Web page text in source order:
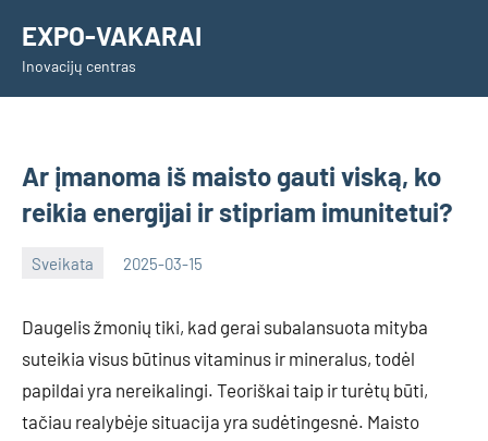
content
EXPO-VAKARAI
Inovacijų centras
Ar įmanoma iš maisto gauti viską, ko
reikia energijai ir stipriam imunitetui?
Sveikata 2025-03-15
Daugelis žmonių tiki, kad gerai subalansuota mityba
suteikia visus būtinus vitaminus ir mineralus, todėl
papildai yra nereikalingi. Teoriškai taip ir turėtų būti,
tačiau realybėje situacija yra sudėtingesnė. Maisto